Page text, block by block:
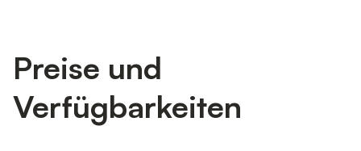
Preise und
Verfügbarkeiten